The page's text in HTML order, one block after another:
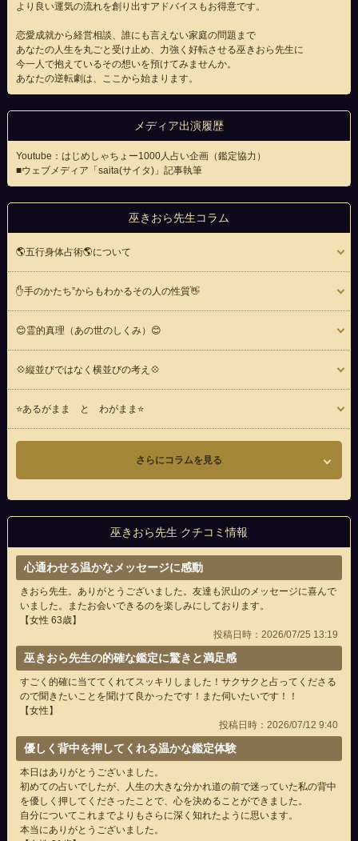
より良い運気の流れを創り出すアドバイスもお得意です。
恋愛成就から経営相談、誰にも言えない家庭の問題まで
あなたの人生を丸ごと受け止め、力強く好転させる巫きおら先生に
今一人で抱えているその想いを預けてみませんか。
あなたの逆転劇は、ここから始まります。
メディア出演履歴
Youtube：はじめしゃちょー1000人占い企画（鑑定協力）
■ウェブメディア「saita(サイタ)」記事執筆
巫きおら先生コラム
🌎五行身体占術🌎について
✋手のかたち”からもわかるその人の性質👋
😊霊的真理（あの世のしくみ）😊
💠縦並びではなく横並びの考え💠
⭐️あるがまま と わがまま⭐️
さらにコラムを見る
巫きおら先生 クチコミ情報
心通わせる温かなメッセージに感動
きおら先生。ありがとうございました。友達も沢山のメッセージに喜んで
いました。またお会いできるのを楽しみにしております。
【女性 63歳】
投稿日時：2026/07/25 13:19
巫きおら先生の的確な鑑定に驚きと満足感
すごく的確に当ててくれてスッキリしました！サクサクと占ってくださる
ので聞きたいことを聞けて良かったです！また伺いたいです！！
【女性】
投稿日時：2026/07/12 9:40
優しく背中を押してくれる温かな鑑定体験
本日はありがとうございました。
初めての占いでしたが、人生の大きな分かれ道の前で迷っていた私の背中
を優しく押してくださったことで、心を決めることができました。
自分についてこれまでよりもさらに深く知れたように思います。
本当にありがとうございました。